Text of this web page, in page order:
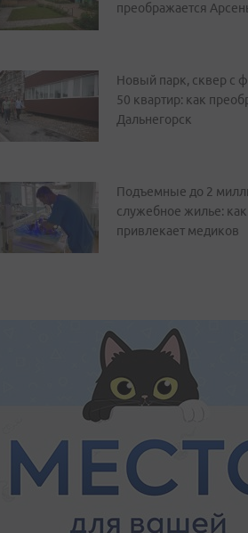
преображается
Новый парк, сквер с
50 квартир: как
Дальнегорск
Подъемные до 2
служебное жилье:
привлекает медиков